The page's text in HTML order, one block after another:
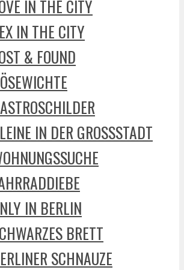
IN THE CITY
IN THE CITY
& FOUND
IN DER GROSSSTADT
IN BERLIN
BRETT
SCHNAUZE